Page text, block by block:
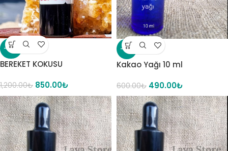
-29%
BEREKET KOKUSU
1,200.00₺ 850.00₺
-18%
Kakao Yağı 10 ml
600.00₺ 490.00₺